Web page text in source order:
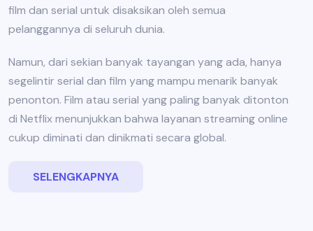
film dan serial untuk disaksikan oleh semua
pelanggannya di seluruh dunia.
Namun, dari sekian banyak tayangan yang ada, hanya
segelintir serial dan film yang mampu menarik banyak
penonton. Film atau serial yang paling banyak ditonton
di Netflix menunjukkan bahwa layanan streaming online
cukup diminati dan dinikmati secara global.
SELENGKAPNYA